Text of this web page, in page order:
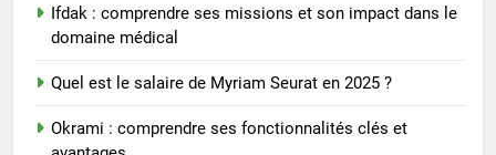
Ifdak : comprendre ses missions et son impact dans le
domaine médical
Quel est le salaire de Myriam Seurat en 2025 ?
Okrami : comprendre ses fonctionnalités clés et